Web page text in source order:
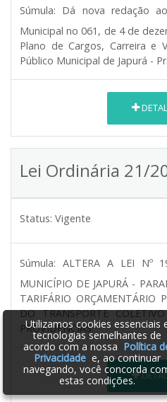
Súmula: Dá nova redação
Municipal no 061, de 4 de
Plano de Cargos, Carreira e
Público Municipal de Japurá - Pr.
Lei Ordinária 21/
Status: Vigente
Súmula: ALTERA A LEI Nº
MUNICÍPIO DE JAPURÁ -
TARIFÁRIO ORÇAMENTÁRIO
DO TRANSPORTE
PROVIDÊNCIAS.
Utilizamos cookies essenciais
tecnologias semelhantes de
acordo com a nossa Política
Privacidadee, ao continuar
navegando, você concorda
estas condições.